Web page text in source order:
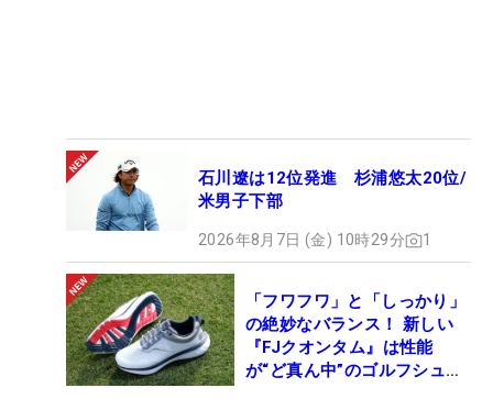
石川遼は12位発進 杉浦悠太20位/
米男子下部
2026年8月7日 (金) 10時29分 1
「フワフワ」と「しっかり」
の絶妙なバランス！ 新しい
『FJクオンタム』は性能
が“ど真ん中”のゴルフシュー